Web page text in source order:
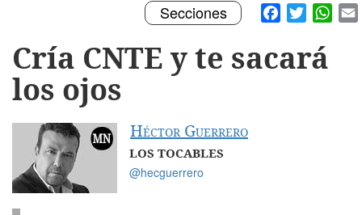
Facebook
Twitter
Toggle
navigation
Secciones
Cría CNTE y te sacará
los ojos
Héctor Guerrero
LOS TOCABLES
@hecguerrero